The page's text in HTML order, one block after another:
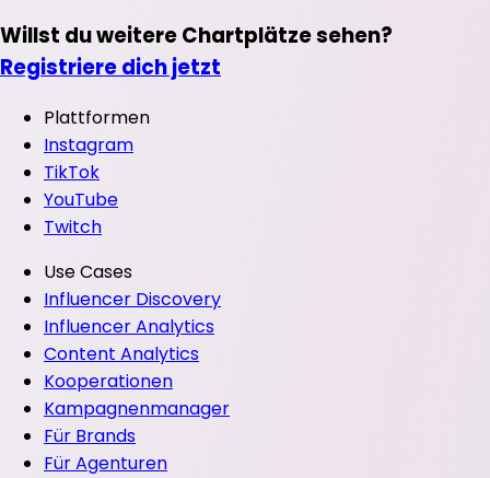
Willst du weitere Chartplätze sehen?
Registriere dich jetzt
Plattformen
Instagram
TikTok
YouTube
Twitch
Use Cases
Influencer Discovery
Influencer Analytics
Content Analytics
Kooperationen
Kampagnenmanager
Für Brands
Für Agenturen